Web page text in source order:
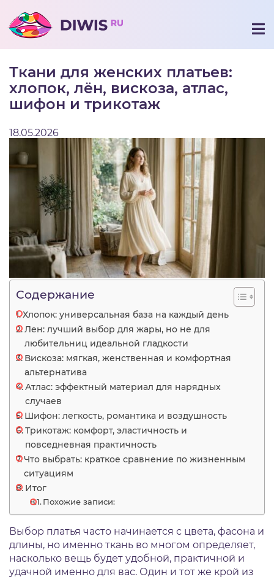
Ткани для женских платьев:
хлопок, лён, вискоза, атлас,
шифон и трикотаж
18.05.2026
Содержание
Хлопок: универсальная база на каждый день
Лен: лучший выбор для жары, но не для
любительниц идеальной гладкости
Вискоза: мягкая, женственная и комфортная
альтернатива
Атлас: эффектный материал для нарядных
случаев
Шифон: легкость, романтика и воздушность
Трикотаж: комфорт, эластичность и
повседневная практичность
Что выбрать: краткое сравнение по жизненным
ситуациям
Итог
Похожие записи:
Выбор платья часто начинается с цвета, фасона и
длины, но именно ткань во многом определяет,
насколько вещь будет удобной, практичной и
удачной именно для вас. Один и тот же крой из